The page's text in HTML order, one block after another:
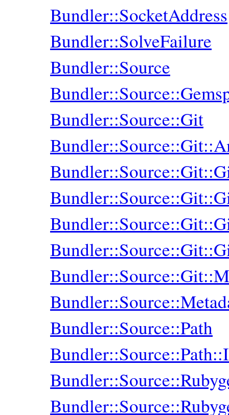
Bundler::SocketAddress
Bundler::SolveFailure
Bundler::Source
Bundler::Source::Git
Bundler::Source::Path